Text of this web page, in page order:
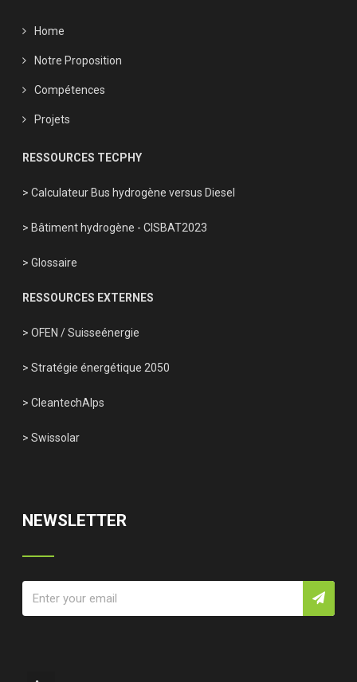
Home
Notre Proposition
Compétences
Projets
RESSOURCES TECPHY
> Calculateur Bus hydrogène versus Diesel
> Bâtiment hydrogène - CISBAT2023
> Glossaire
RESSOURCES EXTERNES
> OFEN /Suisseénergie
> Stratégie énergétique 2050
> CleantechAlps
> Swissolar
NEWSLETTER